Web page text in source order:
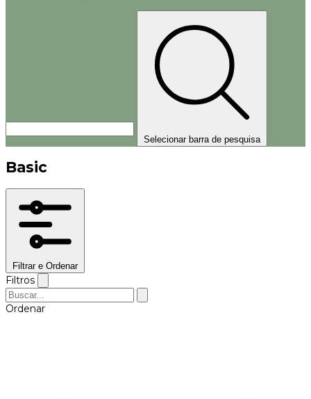
Selecionar barra de pesquisa
Basic
Filtrar e Ordenar
Filtros
Ordenar